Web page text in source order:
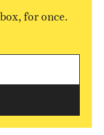
for once.